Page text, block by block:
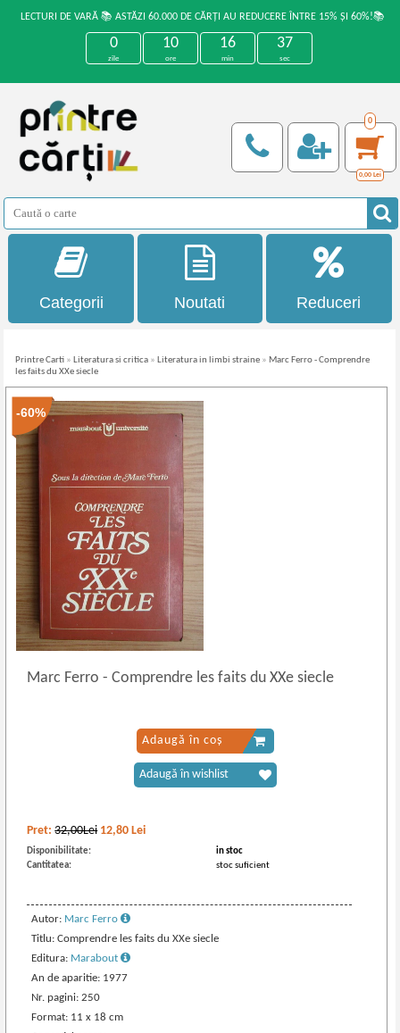
LECTURI DE VARĂ 📚 ASTĂZI 60.000 DE CĂRȚI AU REDUCERE ÎNTRE 15% ȘI 60%!📚
0
zile
10
ore
16
min
37
sec
0
0,00 Lei
Categorii Noutati Reduceri
Printre Carti » Literatura si critica » Literatura in limbi straine » Marc Ferro - Comprendre
les faits du XXe siecle
-60%
Marc Ferro- Comprendre les faits du XXe siecle
Pret:32,00Lei 12,80 Lei
Disponibilitate:
in stoc
Cantitatea:
stoc suficient
Autor: Marc Ferro
Titlu: Comprendre les faits du XXe siecle
Editura: Marabout
An de aparitie: 1977
Nr. pagini: 250
Format: 11 x 18 cm
Adaugă în coș
Adaugă în wishlist